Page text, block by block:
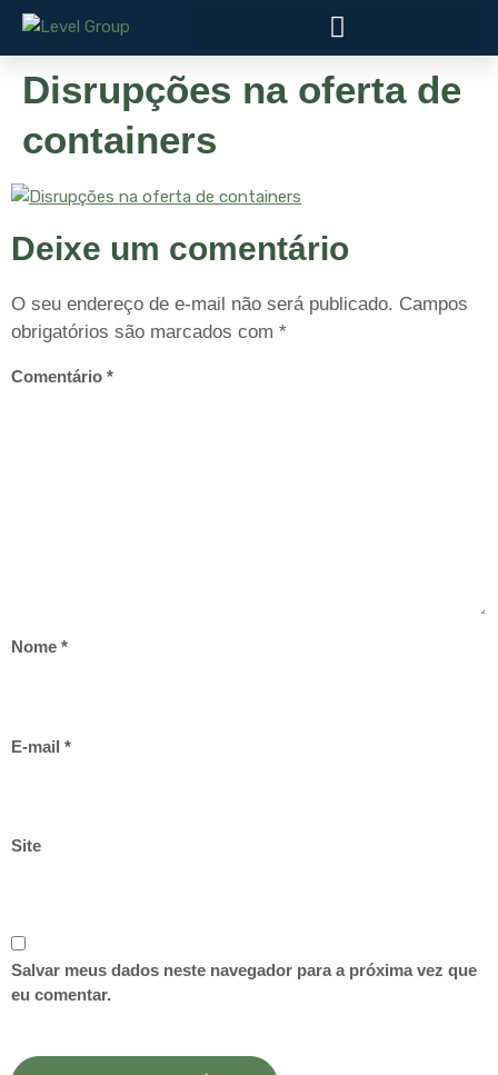
Disrupções na oferta de
containers
Deixe um comentário
O seu endereço de e-mail não será publicado. Campos
obrigatórios são marcados com *
Comentário *
Nome *
E-mail *
Site
Salvar meus dados neste navegador para a próxima vez que
eu comentar.